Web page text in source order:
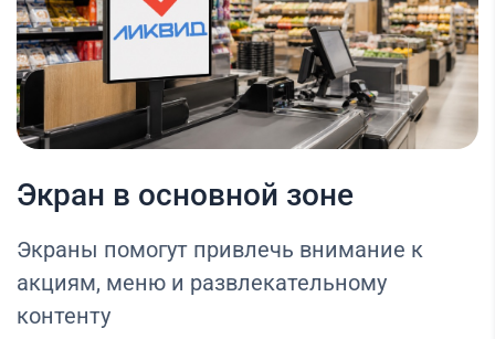
Экран в основной зоне
Экраны помогут привлечь внимание к
акциям, меню и развлекательному
контенту